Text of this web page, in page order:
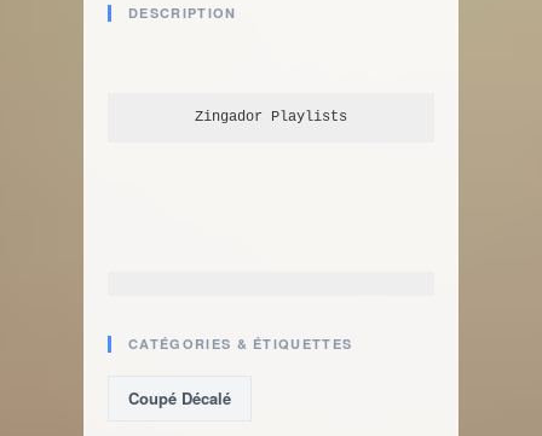
DESCRIPTION
Zingador Playlists
CATÉGORIES & ÉTIQUETTES
Coupé Décalé